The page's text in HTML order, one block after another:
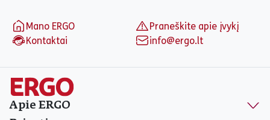
Mano ERGO
Praneškite apie įvykį
Kontaktai
info@ergo.lt
Apie ERGO